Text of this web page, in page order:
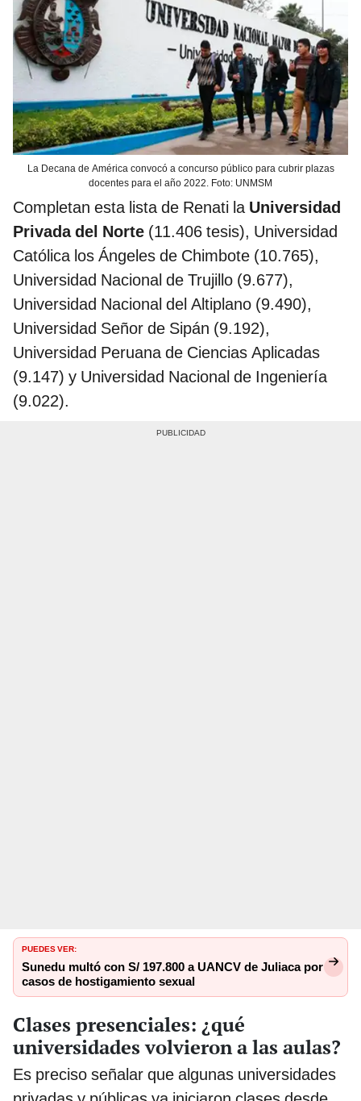
La Decana de América convocó a concurso público para cubrir plazas
docentes para el año 2022. Foto: UNMSM
Completan esta lista de Renati la Universidad
Privada del Norte (11.406 tesis), Universidad
Católica los Ángeles de Chimbote (10.765),
Universidad Nacional de Trujillo (9.677),
Universidad Nacional del Altiplano (9.490),
Universidad Señor de Sipán (9.192),
Universidad Peruana de Ciencias Aplicadas
(9.147) y Universidad Nacional de Ingeniería
(9.022).
PUEDES VER:
Sunedu multó con S/ 197.800 a UANCV de Juliaca por
casos de hostigamiento sexual
Clases presenciales: ¿qué
universidades volvieron a las aulas?
Es preciso señalar que algunas universidades